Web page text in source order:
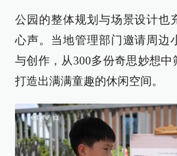
公园的整体规划与场景设计也
心声。当地管理部门邀请周边
与创作，从300多份奇思妙想中
打造出满满童趣的休闲空间。